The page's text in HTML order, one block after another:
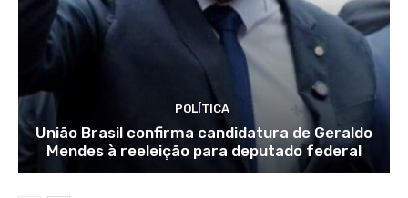
POLÍTICA
União Brasil confirma candidatura de Geraldo
Mendes à reeleição para deputado federal